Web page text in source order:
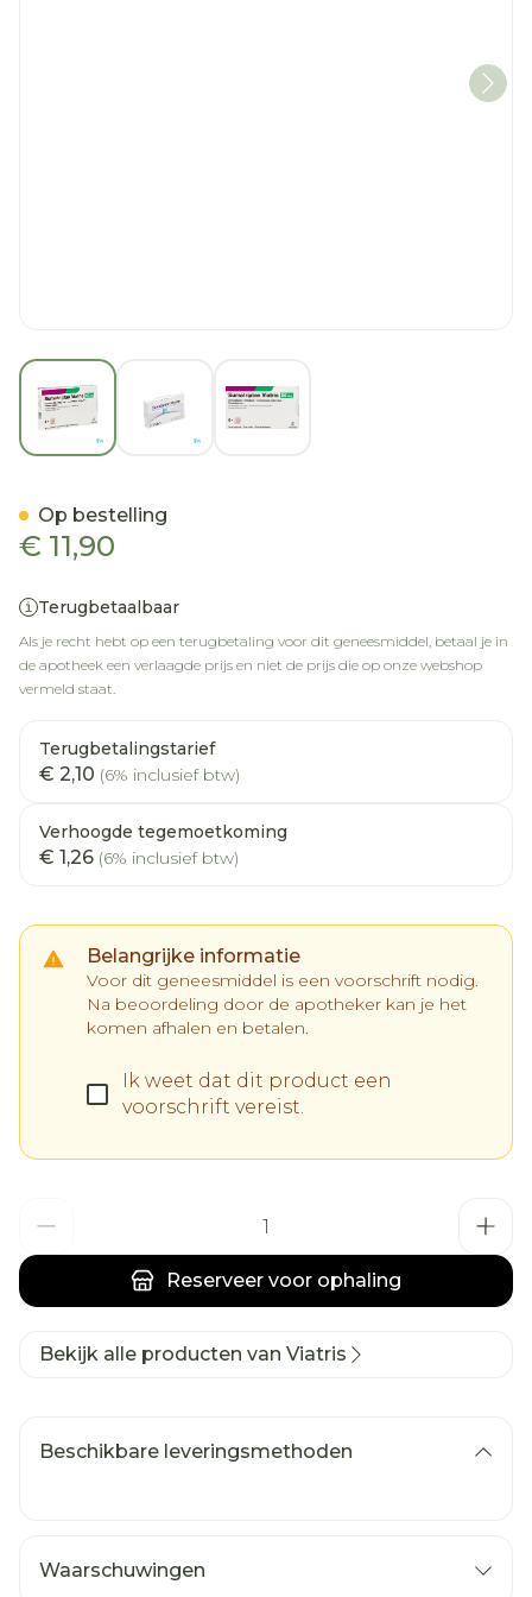
View larger image
€ 11,90
Terugbetaalbaar
Als je recht hebt op een terugbetaling voor dit geneesmiddel, betaal je in
de apotheek een verlaagde prijs en niet de prijs die op onze webshop
vermeld staat.
Terugbetalingstarief
€ 2,10 (6% inclusief btw)
Verhoogde tegemoetkoming
€ 1,26 (6% inclusief btw)
Belangrijke informatie
Voor dit geneesmiddel is een voorschrift nodig.
Na beoordeling door de apotheker kan je het
komen afhalen en betalen.
Ik weet dat dit product een
voorschrift vereist.
Reserveer voor ophaling
Op bestelling
Bekijk alle producten van Viatris
Beschikbare leveringsmethoden
Waarschuwingen